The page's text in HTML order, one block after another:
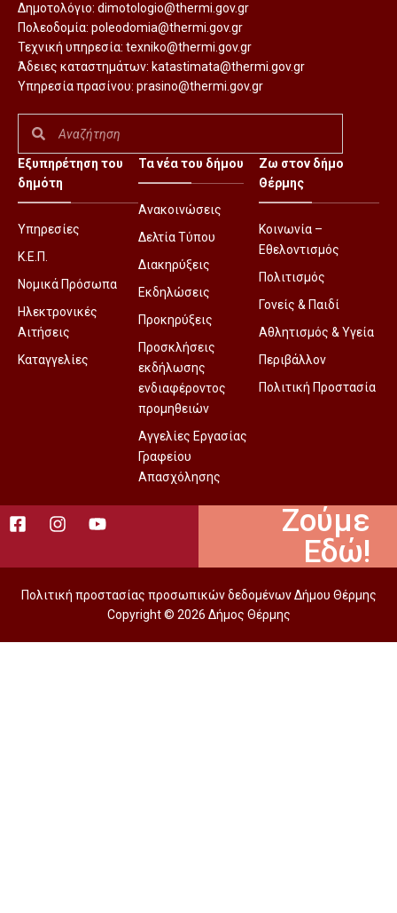
Δημοτολόγιο: dimotologio@thermi.gov.gr
Πολεοδομία: poleodomia@thermi.gov.gr
Τεχνική υπηρεσία: texniko@thermi.gov.gr
Άδειες καταστημάτων: katastimata@thermi.gov.gr
Υπηρεσία πρασίνου: prasino@thermi.gov.gr
Εξυπηρέτηση του
δημότη
Υπηρεσίες
Κ.Ε.Π.
Νομικά Πρόσωπα
Ηλεκτρονικές
Αιτήσεις
Καταγγελίες
Τα νέα του δήμου
Ανακοινώσεις
Δελτία Τύπου
Διακηρύξεις
Εκδηλώσεις
Προκηρύξεις
Προσκλήσεις
εκδήλωσης
ενδιαφέροντος
προμηθειών
Αγγελίες Εργασίας
Γραφείου
Απασχόλησης
Ζω στον δήμο
Θέρμης
Κοινωνία –
Εθελοντισμός
Πολιτισμός
Γονείς & Παιδί
Αθλητισμός & Υγεία
Περιβάλλον
Πολιτική Προστασία
Ζούμε
Εδώ!
Πολιτική προστασίας προσωπικών δεδομένων Δήμου Θέρμης
Copyright © 2026 Δήμος Θέρμης